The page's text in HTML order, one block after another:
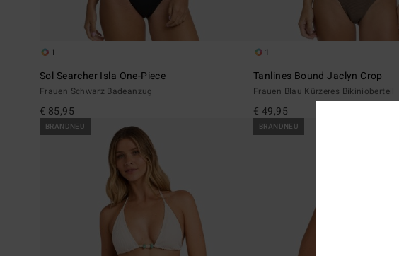
1
Sol Searcher Isla One-Piece
Frauen Schwarz Badeanzug
€ 85,95
1
Tanlines Bound Jaclyn Crop
Frauen Blau Kürzeres Bikinioberteil
€ 49,95
BRANDNEU BRANDNEU